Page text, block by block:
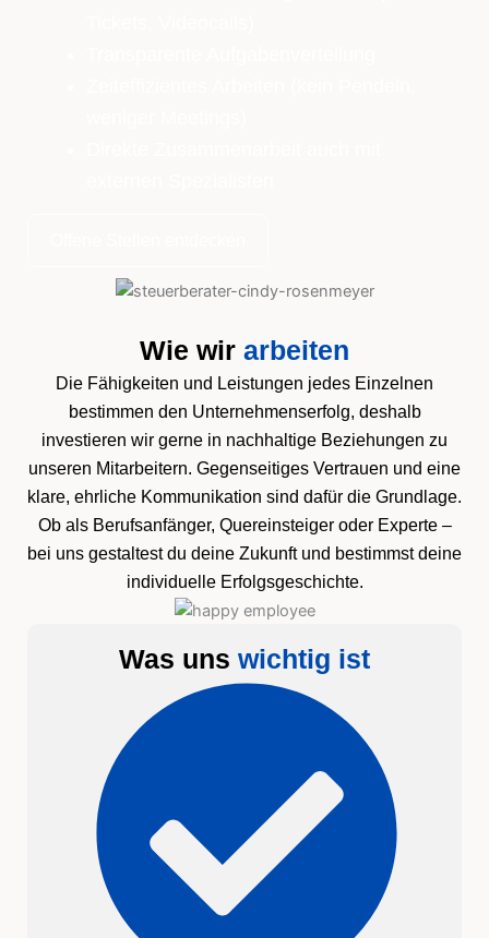
Wie wir arbeiten
Die Fähigkeiten und Leistungen jedes Einzelnen
bestimmen den Unternehmenserfolg, deshalb
investieren wir gerne in nachhaltige Beziehungen zu
unseren Mitarbeitern. Gegenseitiges Vertrauen und eine
klare, ehrliche Kommunikation sind dafür die Grundlage.
Ob als Berufsanfänger, Quereinsteiger oder Experte –
bei uns gestaltest du deine Zukunft und bestimmst deine
individuelle Erfolgsgeschichte.
Was uns wichtig ist